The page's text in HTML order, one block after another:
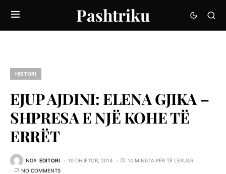
Pashtriku
HISTORI
EJUP AJDINI: ELENA GJIKA –
SHPRESA E NJË KOHE TË
ERRËT
NGA EDITORI 10 DHJETOR, 2014
10 MINUTA PËR TË LEXUAR
NO COMMENTS